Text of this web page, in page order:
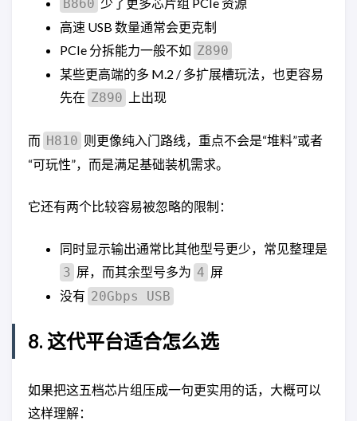
B860
高速 USB 数量通常会更克制
PCIe 分拆能力一般不如 Z890
某些更高端的多 M.2 / 多扩展槽玩法，也更容易
先在 Z890 上出现
而 H810 则更像纯入门路线，重点不会是“堆料”或者
“可玩性”，而是满足基础装机需求。
它还有两个比较容易被忽略的限制：
同时显示输出通常比其他型号更少，常见整理是
3 屏，而其余型号多为 4 屏
没有 20Gbps USB
8. 这代平台适合怎么选
如果把这五档芯片组压成一句更实用的话，大概可以
这样理解：